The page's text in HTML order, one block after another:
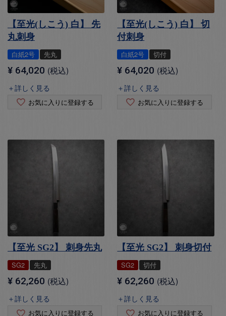
【至光(しこう) 白】 先
丸刺身
白紙2号 先丸
¥ 64,020 税込
＋詳しく見る
お気に入りに登録する
【至光(しこう) 白】 切
付刺身
白紙2号 切付
¥ 64,020 税込
＋詳しく見る
お気に入りに登録する
【至光 SG2】 刺身先丸
SG2 先丸
¥ 62,260 税込
＋詳しく見る
お気に入りに登録する
【至光 SG2】 刺身切付
SG2 切付
¥ 62,260 税込
＋詳しく見る
お気に入りに登録する